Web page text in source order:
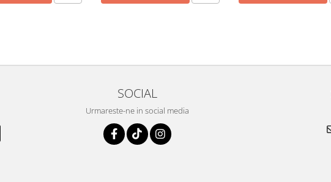
SOCIAL
Urmareste-ne in social media